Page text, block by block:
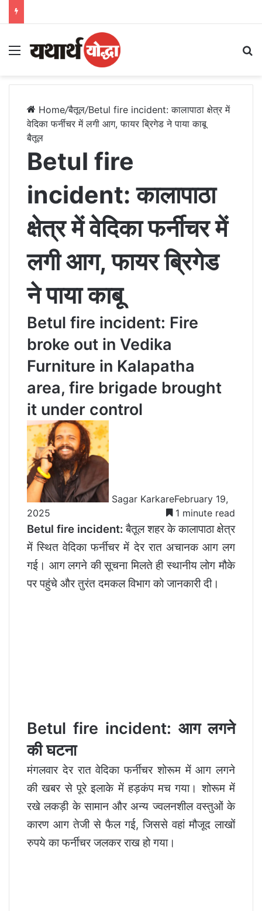
Menu
Home/बैतूल/Betul fire incident: कालापाठा क्षेत्र में
वेदिका फर्नीचर में लगी आग, फायर ब्रिगेड ने पाया काबू
बैतूल
Betul fire
incident: कालापाठा
क्षेत्र में वेदिका फर्नीचर में
लगी आग, फायर ब्रिगेड
ने पाया काबू
Betul fire incident: Fire
broke out in Vedika
Furniture in Kalapatha
area, fire brigade brought
it under control
Sagar KarkareFebruary 19,
2025
1 minute read
Betul fire incident: बैतूल शहर के कालापाठा क्षेत्र
में स्थित वेदिका फर्नीचर में देर रात अचानक आग लग
गई। आग लगने की सूचना मिलते ही स्थानीय लोग मौके
पर पहुंचे और तुरंत दमकल विभाग को जानकारी दी।
Betul fire incident: आग लगने
की घटना
मंगलवार देर रात वेदिका फर्नीचर शोरूम में आग लगने
की खबर से पूरे इलाके में हड़कंप मच गया। शोरूम में
रखे लकड़ी के सामान और अन्य ज्वलनशील वस्तुओं के
कारण आग तेजी से फैल गई, जिससे वहां मौजूद लाखों
रुपये का फर्नीचर जलकर राख हो गया।